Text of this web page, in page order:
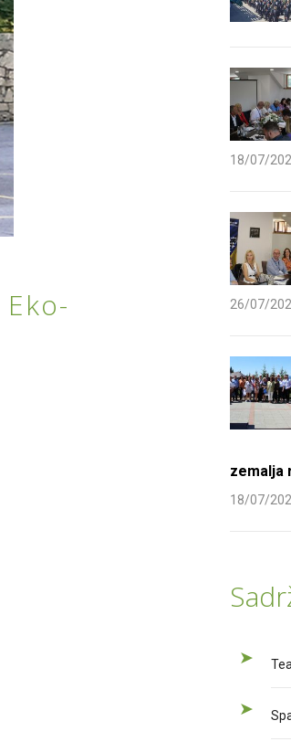
18/07/
26/07/
zemalja
18/07/